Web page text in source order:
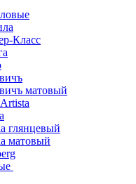
Класс
матовый
глянцевый
матовый